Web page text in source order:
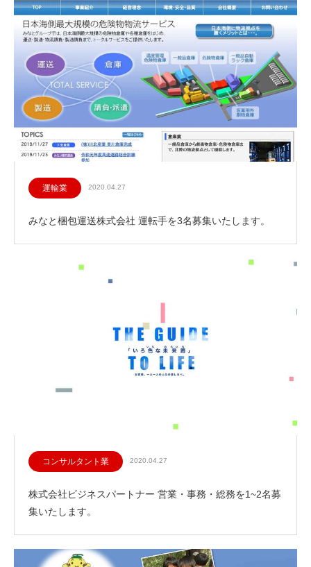
運輸業 2020.04.27
みなと梱包運送株式会社 運転手を3名募集いたします。
コンサルタント業 2020.04.27
株式会社ビジネスパートナー 営業・事務・総務を1~2名募
集いたします。